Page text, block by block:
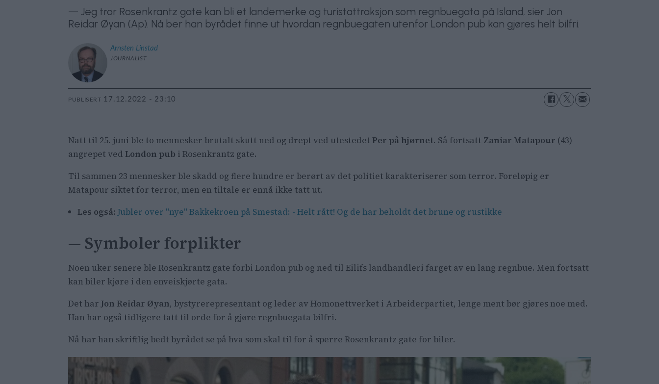
— Jeg tror Rosenkrantz gate kan bli et landemerke og turistattraksjon som regnbuegata på Island, sier Jon
Reidar Øyan (Ap). Nå ber han byrådet finne ut hvordan regnbuegaten utenfor London pub kan gjøres helt bilfri.
Arnsten Linstad
JOURNALIST
PUBLISERT 17.12.2022 - 23:10
Natt til 25. juni ble to mennesker brutalt skutt ned og drept ved utestedetPer på hjørnet. Så fortsatt Zaniar Matapour (43)
angrepet vedLondon pub i Rosenkrantz gate.
Til sammen 23 mennesker ble skadd og flere hundre er berørt av det politiet karakteriserer som terror. Foreløpig er
Matapour siktet for terror, men en tiltale er ennå ikke tatt ut.
Les også: Jubler over "nye" Bakkekroen på Smestad: - Helt rått! Og de har beholdt det brune og rustikke
— Symboler forplikter
Noen uker senere ble Rosenkrantz gate forbi London pub og ned til Eilifs landhandleri farget av en lang regnbue. Men fortsatt
kan biler kjøre i den enveiskjørte gata.
Det harJon Reidar Øyan, bystyrerepresentant og leder av Homonettverket i Arbeiderpartiet, lenge ment bør gjøres noe med.
Han har også tidligere tatt til orde for å gjøre regnbuegata bilfri.
Nå har han skriftlig bedt byrådet se på hva som skal til for å sperre Rosenkrantz gate for biler.